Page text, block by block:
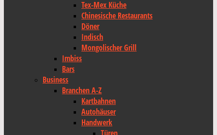
Tex-Mex Küche
Chinesische Restaurants
Döner
Indisch
Mongolischer Grill
Imbiss
Bars
Business
Branchen A-Z
Kartbahnen
Autohäuser
Handwerk